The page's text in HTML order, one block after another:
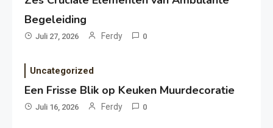
Begeleiding
Juli 27, 2026 Ferdy 0
Uncategorized
Een Frisse Blik op Keuken Muurdecoratie
Juli 16, 2026 Ferdy 0